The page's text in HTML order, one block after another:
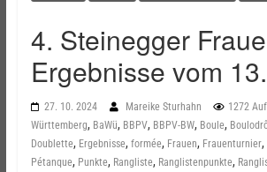
4. Steinegger
Ergebnisse vom
27. 10. 2024 Mareike Sturhahn 1272
Württemberg, BaWü, BBPV, BBPV-BW, Boule,
Doublette, Ergebnisse, formée, Frauen, Frauenturnier,
Pétanque, Punkte, Rangliste, Ranglistenpunkte,